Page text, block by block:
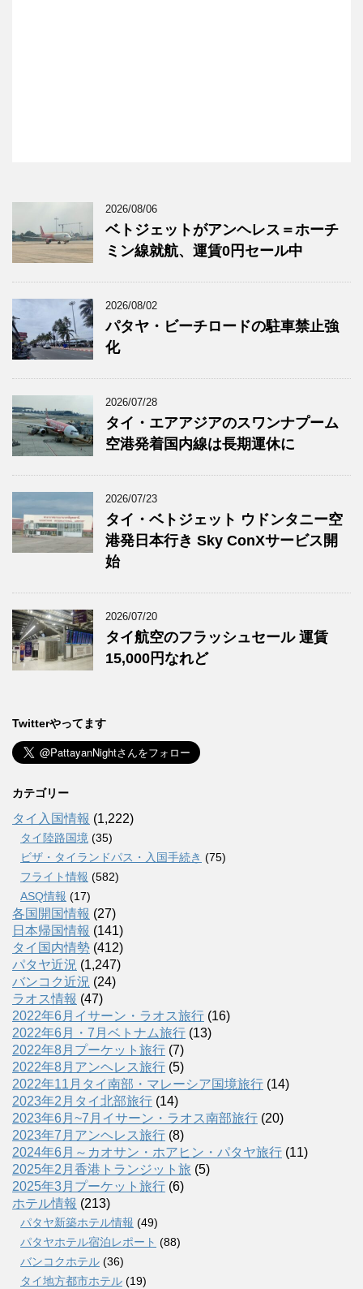
2026/08/06
ベトジェットがアンヘレス＝ホーチ
ミン線就航、運賃0円セール中
2026/08/02
パタヤ・ビーチロードの駐車禁止強
化
2026/07/28
タイ・エアアジアのスワンナプーム
空港発着国内線は長期運休に
2026/07/23
タイ・ベトジェット ウドンタニー空
港発日本行き Sky ConXサービス開
始
2026/07/20
タイ航空のフラッシュセール 運賃
15,000円なれど
Twitterやってます
カテゴリー
タイ入国情報 (1,222)
タイ陸路国境 (35)
ビザ・タイランドパス・入国手続き (75)
フライト情報 (582)
ASQ情報 (17)
各国開国情報 (27)
日本帰国情報 (141)
タイ国内情勢 (412)
パタヤ近況 (1,247)
バンコク近況 (24)
ラオス情報 (47)
2022年6月イサーン・ラオス旅行 (16)
2022年6月・7月ベトナム旅行 (13)
2022年8月プーケット旅行 (7)
2022年8月アンヘレス旅行 (5)
2022年11月タイ南部・マレーシア国境旅行 (14)
2023年2月タイ北部旅行 (14)
2023年6月~7月イサーン・ラオス南部旅行 (20)
2023年7月アンヘレス旅行 (8)
2024年6月～カオサン・ホアヒン・パタヤ旅行 (11)
2025年2月香港トランジット旅 (5)
2025年3月プーケット旅行 (6)
ホテル情報 (213)
パタヤ新築ホテル情報 (49)
パタヤホテル宿泊レポート (88)
バンコクホテル (36)
タイ地方都市ホテル (19)